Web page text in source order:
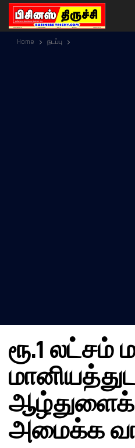
Home நடப்பு
ரூ.1 லட்சம்
ஆழ்துளைக்
அமைக்க